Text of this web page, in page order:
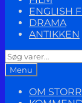
ENGLISH
DRAMA
ANTIKKEN
Søg
efter:
Menu
OM